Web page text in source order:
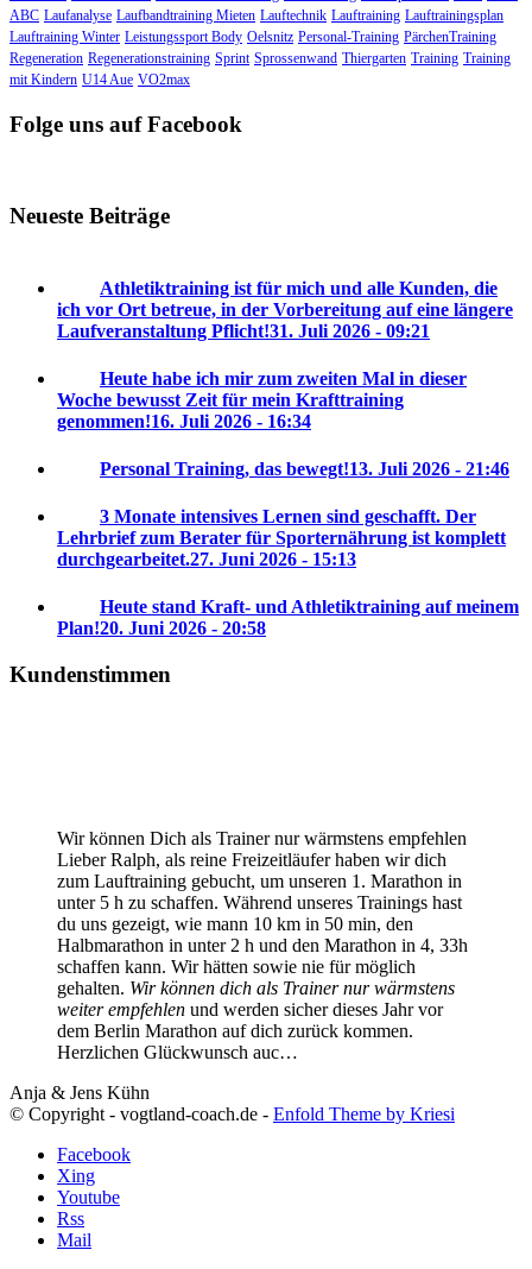
ABC Laufanalyse Laufbandtraining Mieten Lauftechnik Lauftraining Lauftrainingsplan
Lauftraining Winter Leistungssport Body Oelsnitz Personal-Training PärchenTraining
Regeneration Regenerationstraining Sprint Sprossenwand Thiergarten Training Training
mit Kindern U14 Aue VO2max
Folge uns auf Facebook
Neueste Beiträge
Athletiktraining ist für mich und alle Kunden, die
ich vor Ort betreue, in der Vorbereitung auf eine längere
Laufveranstaltung Pflicht!31. Juli 2026 - 09:21
Heute habe ich mir zum zweiten Mal in dieser
Woche bewusst Zeit für mein Krafttraining
genommen!16. Juli 2026 - 16:34
Personal Training, das bewegt!13. Juli 2026 - 21:46
3 Monate intensives Lernen sind geschafft. Der
Lehrbrief zum Berater für Sporternährung ist komplett
durchgearbeitet.27. Juni 2026 - 15:13
Heute stand Kraft- und Athletiktraining auf meinem
Plan!20. Juni 2026 - 20:58
Kundenstimmen
Wir können Dich als Trainer nur wärmstens empfehlen
Lieber Ralph, als reine Freizeitläufer haben wir dich
zum Lauftraining gebucht, um unseren 1. Marathon in
unter 5 h zu schaffen. Während unseres Trainings hast
du uns gezeigt, wie mann 10 km in 50 min, den
Halbmarathon in unter 2 h und den Marathon in 4, 33h
schaffen kann. Wir hätten sowie nie für möglich
gehalten. Wir können dich als Trainer nur wärmstens
weiter empfehlen und werden sicher dieses Jahr vor
dem Berlin Marathon auf dich zurück kommen.
Herzlichen Glückwunsch auc…
Anja & Jens Kühn
© Copyright - vogtland-coach.de - Enfold Theme by Kriesi
Facebook
Xing
Youtube
Rss
Mail